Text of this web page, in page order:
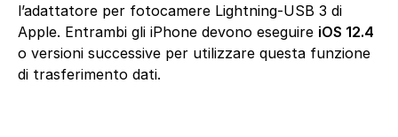
l’adattatore per fotocamere Lightning-USB 3 di
Apple. Entrambi gli iPhone devono eseguire iOS 12.4
o versioni successive per utilizzare questa funzione
di trasferimento dati.